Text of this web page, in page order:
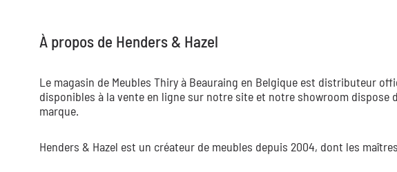
À propos de Henders & Hazel
Le magasin de Meubles Thiry à Beauraing en Belgique est distributeur
disponibles à la vente en ligne sur notre site et notre showroom dispose
marque.
Henders & Hazel est un créateur de meubles depuis 2004, dont les